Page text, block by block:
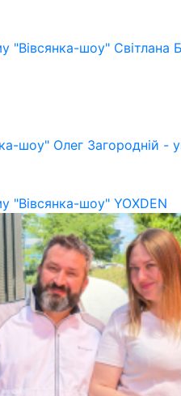
"Вівсянка-шоу" Cвітлана
шоу" Олег Загородній -
"Вівсянка-шоу" YOXDEN